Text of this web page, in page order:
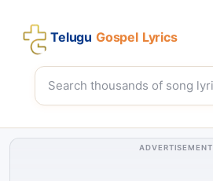
Telugu Gospel Lyrics
ADVERTISEMENT